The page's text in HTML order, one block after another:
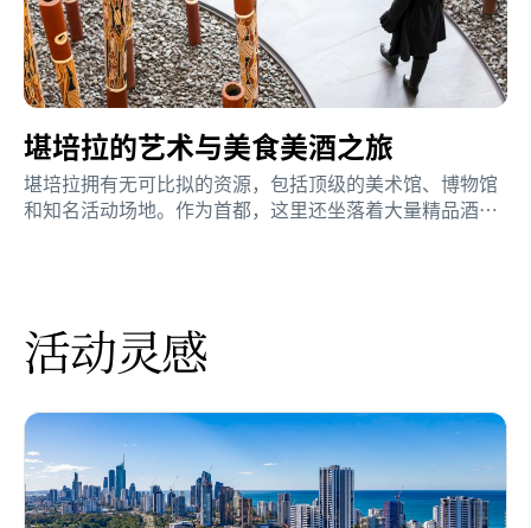
堪培拉的艺术与美食美酒之旅
堪培拉拥有无可比拟的资源，包括顶级的美术馆、博物馆
和知名活动场地。作为首都，这里还坐落着大量精品酒
活动灵感